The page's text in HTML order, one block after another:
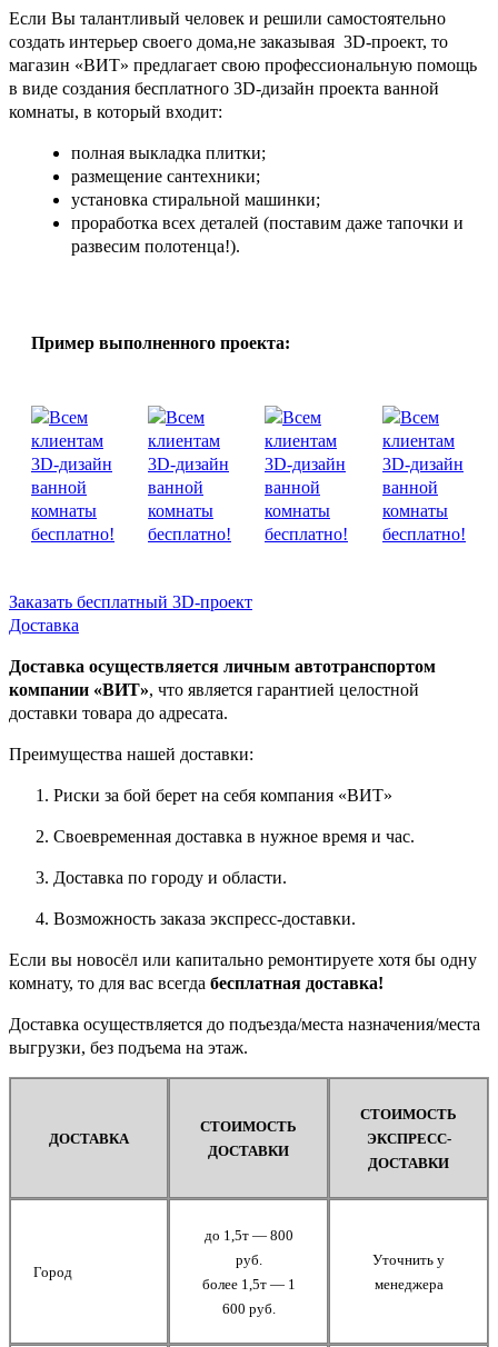
Если Вы талантливый человек и решили самостоятельно
создать интерьер своего дома,не заказывая 3D-проект, то
магазин «ВИТ» предлагает свою профессиональную помощь
в виде создания бесплатного 3D-дизайн проекта ванной
комнаты, в который входит:
полная выкладка плитки;
размещение сантехники;
установка стиральной машинки;
проработка всех деталей (поставим даже тапочки и
развесим полотенца!).
Пример выполненного проекта:
Заказать бесплатный 3D-проект
Доставка
Доставка осуществляется личным автотранспортом
компании «ВИТ», что является гарантией целостной
доставки товара до адресата.
Преимущества нашей доставки:
Риски за бой берет на себя компания «ВИТ»
Своевременная доставка в нужное время и час.
Доставка по городу и области.
Возможность заказа экспресс-доставки.
Если вы новосёл или капитально ремонтируете хотя бы одну
комнату, то для вас всегда бесплатная доставка!
Доставка осуществляется до подъезда/места назначения/места
выгрузки, без подъема на этаж.
ДОСТАВКА
СТОИМОСТЬ
ДОСТАВКИ
СТОИМОСТЬ
ЭКСПРЕСС-
ДОСТАВКИ
Город
до 1,5т — 800
руб.
более 1,5т — 1
600 руб.
Уточнить у
менеджера